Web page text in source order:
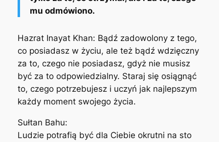
mu odmówiono.
Hazrat Inayat Khan: Bądź zadowolony z tego,
co posiadasz w życiu, ale też bądź wdzięczny
za to, czego nie posiadasz, gdyż nie musisz
być za to odpowiedzialny. Staraj się osiągnąć
to, czego potrzebujesz i uczyń jak najlepszym
każdy moment swojego życia.
Sułtan Bahu:
Ludzie potrafią być dla Ciebie okrutni na sto